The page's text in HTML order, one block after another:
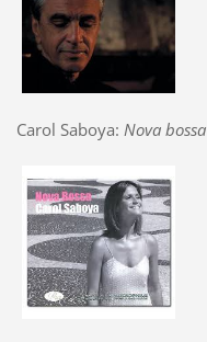
Carol Saboya: Nova bossa